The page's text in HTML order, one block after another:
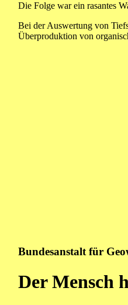
Die Folge war ein rasantes
Bei der Auswertung von
Überproduktion von
Bundesanstalt für
Der Mensch